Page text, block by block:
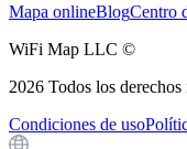
Mapa onlineBlogCentro
WiFi Map LLC ©
2026 Todos los derechos
Condiciones de uso